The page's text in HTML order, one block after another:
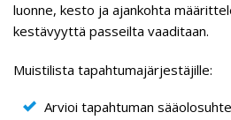
luonne, kesto ja ajankohta
kestävyyttä passeilta vaaditaan.
Muistilista tapahtumajärjestäjille:
Arvioi tapahtuman